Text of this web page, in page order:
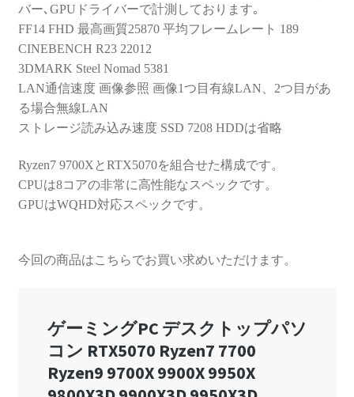
バー､GPUドライバーで計測しております｡
FF14 FHD 最高画質25870 平均フレームレート 189
CINEBENCH R23 22012
3DMARK Steel Nomad 5381
LAN通信速度 画像参照 画像1つ目有線LAN、2つ目があ
る場合無線LAN
ストレージ読み込み速度 SSD 7208 HDDは省略
Ryzen7 9700XとRTX5070を組合せた構成です。
CPUは8コアの非常に高性能なスペックです。
GPUはWQHD対応スペックです。
今回の商品はこちらでお買い求めいただけます。